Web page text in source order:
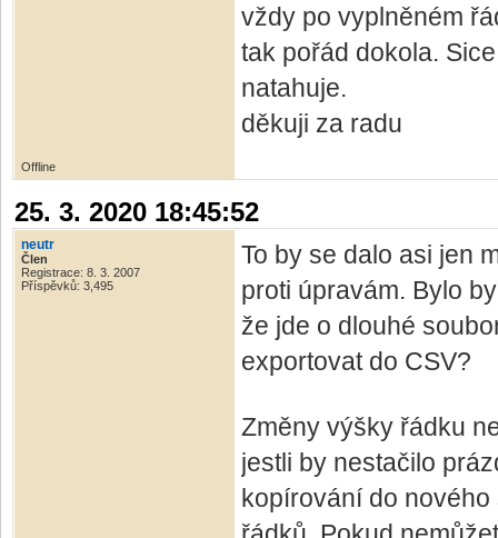
vždy po vyplněném
tak pořád dokola.
natahuje.
děkuji za radu
Offline
25. 3. 2020 18:45:52
neutr
Člen
Registrace: 8. 3. 2007
Příspěvků: 3,495
To by se dalo asi jen
proti úpravám. Bylo
že jde o dlouhé
exportovat do CSV?
Změny výšky řádku
jestli by nestačilo
kopírování do